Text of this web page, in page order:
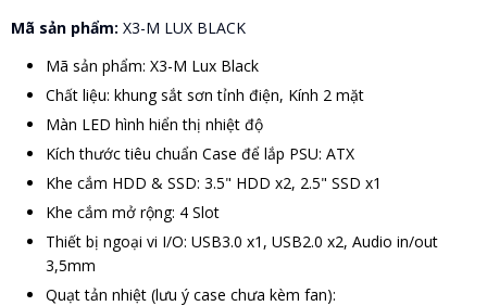
Mã sản phẩm: X3-M LUX BLACK
Mã sản phẩm: X3-M Lux Black
Chất liệu: khung sắt sơn tỉnh điện, Kính 2 mặt
Màn LED hình hiển thị nhiệt độ
Kích thước tiêu chuẩn Case để lắp PSU: ATX
Khe cắm HDD & SSD: 3.5" HDD x2, 2.5" SSD x1
Khe cắm mở rộng: 4 Slot
Thiết bị ngoại vi I/O: USB3.0 x1, USB2.0 x2, Audio in/out
3,5mm
Quạt tản nhiệt (lưu ý case chưa kèm fan):